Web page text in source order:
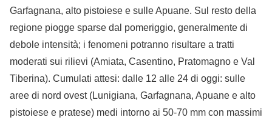
Garfagnana, alto pistoiese e sulle Apuane. Sul resto della
regione piogge sparse dal pomeriggio, generalmente di
debole intensità; i fenomeni potranno risultare a tratti
moderati sui rilievi (Amiata, Casentino, Pratomagno e Val
Tiberina). Cumulati attesi: dalle 12 alle 24 di oggi: sulle
aree di nord ovest (Lunigiana, Garfagnana, Apuane e alto
pistoiese e pratese) medi intorno ai 50-70 mm con massimi